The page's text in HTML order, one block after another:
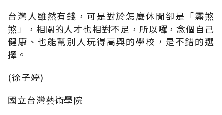
台灣人雖然有錢，可是對於怎麼休閒卻是「霧煞
煞」，相關的人才也相對不足，所以囉，念個自己
健康、也能幫別人玩得高興的學校，是不錯的選
擇。
(徐子婷)
國立台灣藝術學院